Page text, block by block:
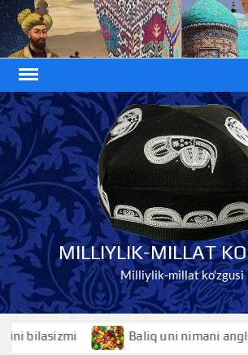
Skip
to
content
MILLIYLIK-MILLAT
Milliylik-millat ko'zgusi
Baliq uni nimani